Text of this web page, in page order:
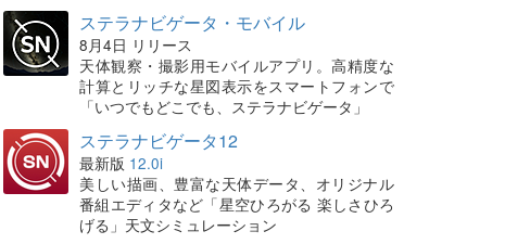
ステラナビゲータ・モバイル
8月4日 リリース
天体観察・撮影用モバイルアプリ。高精度な
計算とリッチな星図表示をスマートフォンで
「いつでもどこでも、ステラナビゲータ」
ステラナビゲータ12
最新版 12.0i
美しい描画、豊富な天体データ、オリジナル
番組エディタなど「星空ひろがる 楽しさひろ
げる」天文シミュレーション